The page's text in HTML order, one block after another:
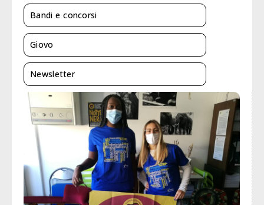
Bandi e concorsi
Giovo
Newsletter